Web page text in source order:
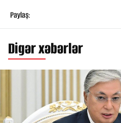
Paylaş:
Digər xəbərlər